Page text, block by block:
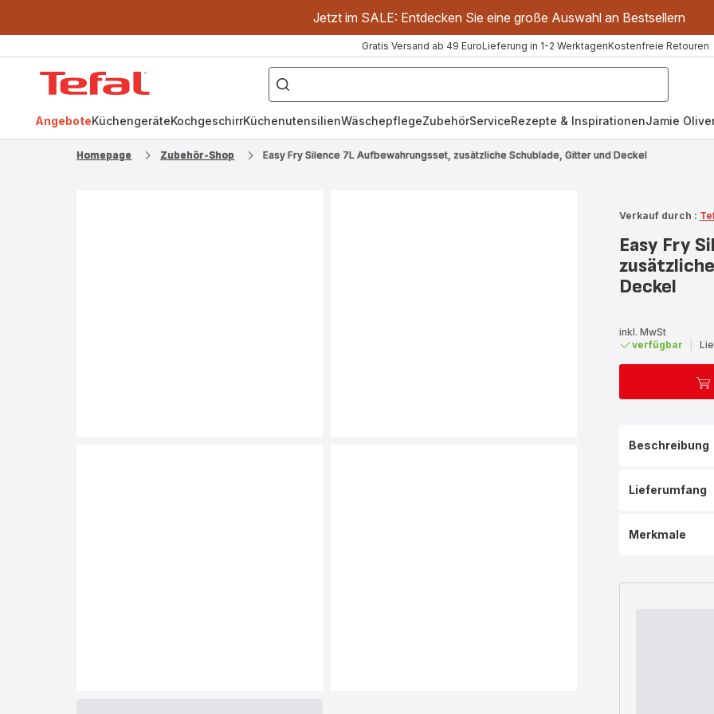
Jetzt im SALE: Entdecken Sie eine große Auswahl an Bestsellern
Gratis Versand ab 49 EuroLieferung in 1-2 WerktagenKostenfreie Retouren
["OptiGrill","Easy
Fry","Pfanne"]
AngeboteKüchengeräteKochgeschirrKüchenutensilienWäschepflegeZubehörServiceRezepte & InspirationenJamie
Homepage Zubehör-Shop Easy Fry Silence 7L Aufbewahrungsset, zusätzliche Schublade, Gitter und Deckel
Verkauf durch :
Easy Fry
Deckel
inkl. MwSt
verfügbar
Beschreibung
Lieferumfang
Merkmale